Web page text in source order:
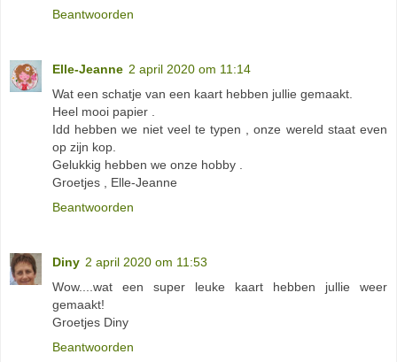
Beantwoorden
Elle-Jeanne 2 april 2020 om 11:14
Wat een schatje van een kaart hebben jullie gemaakt.
Heel mooi papier .
Idd hebben we niet veel te typen , onze wereld staat even
op zijn kop.
Gelukkig hebben we onze hobby .
Groetjes , Elle-Jeanne
Beantwoorden
Diny 2 april 2020 om 11:53
Wow....wat een super leuke kaart hebben jullie weer
gemaakt!
Groetjes Diny
Beantwoorden